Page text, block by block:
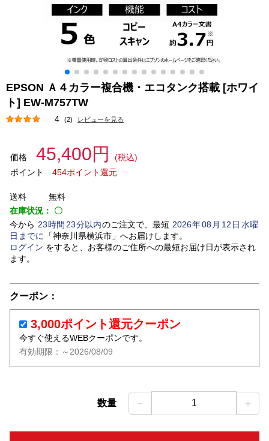
EPSON Ａ４カラー複合機・エコタンク搭載 [ホワイ
ト] EW-M757TW
4 (2) レビューを見る
価格 45,400円
(税込)
ポイント
454ポイント還元
送料
無料
在庫状況： 〇
今から 23時間 23分以内のご注文で、最短 2026年08 月 12 日水曜
日 までに 「神奈川県横浜市」 へお届けします。
ログイン をすると、お客様のご住所への最短お届け日が表示され
ます。
クーポン：
3,000ポイント還元クーポン
今すぐ使えるWEBクーポンです。
有効期限：～2026/08/09
数量 － 1 ＋